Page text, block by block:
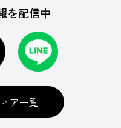
を配信中
ア一覧